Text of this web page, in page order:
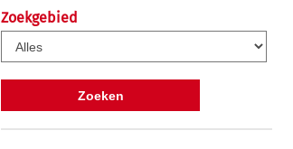
Zoekgebied